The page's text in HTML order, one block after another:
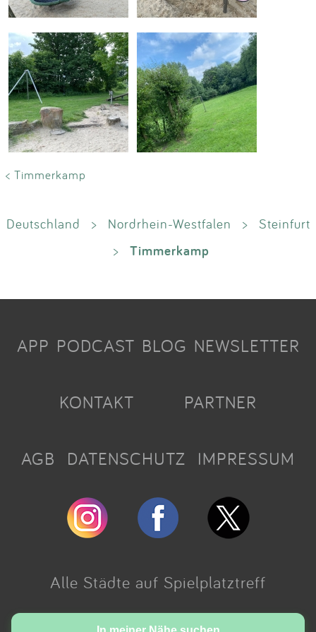
< Timmerkamp
Deutschland > Nordrhein-Westfalen >
Steinfurt
>
Timmerkamp
APP PODCAST BLOG NEWSLETTER
KONTAKT PARTNER
AGB DATENSCHUTZ IMPRESSUM
Alle Städte auf Spielplatztreff